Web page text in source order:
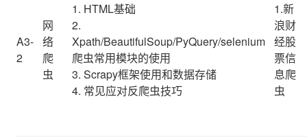
A3-
2
网
络
爬
虫
1. HTML基础
2.
Xpath/BeautifulSoup/PyQuery/selenium
爬虫常用模块的使用
3. Scrapy框架使用和数据存储
4. 常见应对反爬虫技巧
1.新
浪财
经股
票信
息爬
虫